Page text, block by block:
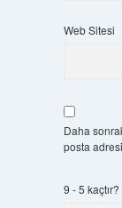
Web Sitesi
Daha
posta
9 - 5 kaçtır?